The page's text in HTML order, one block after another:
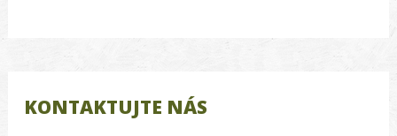
KONTAKTUJTE NÁS